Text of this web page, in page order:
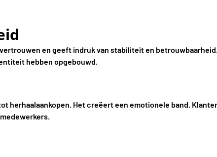
en geeft indruk van stabiliteit en
hebben opgebouwd.
herhaalaankopen. Het creëert een emotionele band.